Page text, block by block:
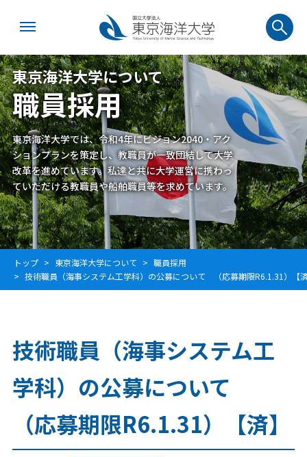
東京海洋大学について
職員採用
東京海洋大学では、令和4年にビジョン2040・アク
ションプランを策定し、教職員が一致団結して大学
改革を進めています。私達と共に大学運営に携わっ
ていただける教職員や船舶職員等を求めています。
トップ 東京海洋大学について
職員採用
技術職員（海事システム工学科）の公募について （応募期限R6.1.31）【
技術職員（海事システム工
学科）の公募について
（応募期限R6.1.31）【済】